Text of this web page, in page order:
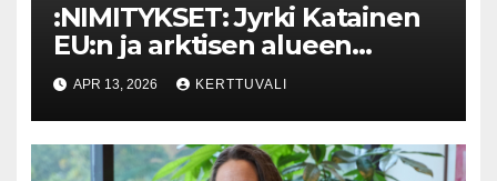
:NIMITYKSET: Jyrki Katainen
EU:n ja arktisen alueen
erityisneuvonantajaksi
APR 13, 2026 KERTTUVALI